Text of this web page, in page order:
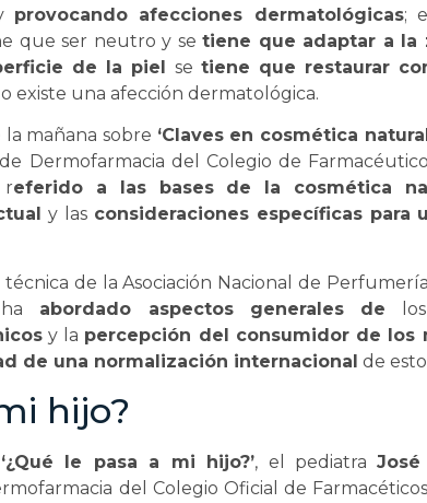
provocando afecciones dermatológicas;
que ser neutro y setiene que adaptar a la
de la piel se tiene que restaurar
existe una afección dermatológica.
la mañana sobre ‘Claves en cosmética
Dermofarmacia del Colegio de
referido a las bases de la cosmética
y las consideraciones específicas para
técnica de la Asociación Nacional de
abordado aspectos generales de
y la percepción del consumidor de los
de una normalización internacional de
hijo?
le pasa a mi hijo?’, el pediatra
del Colegio Oficial de